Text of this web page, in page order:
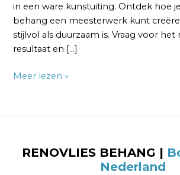
in een ware kunstuiting. Ontdek hoe
behang een meesterwerk kunt
stijlvol als duurzaam is. Vraag voor het
resultaat en […]
Meer lezen »
RENOVLIES BEHANG |
Nederland